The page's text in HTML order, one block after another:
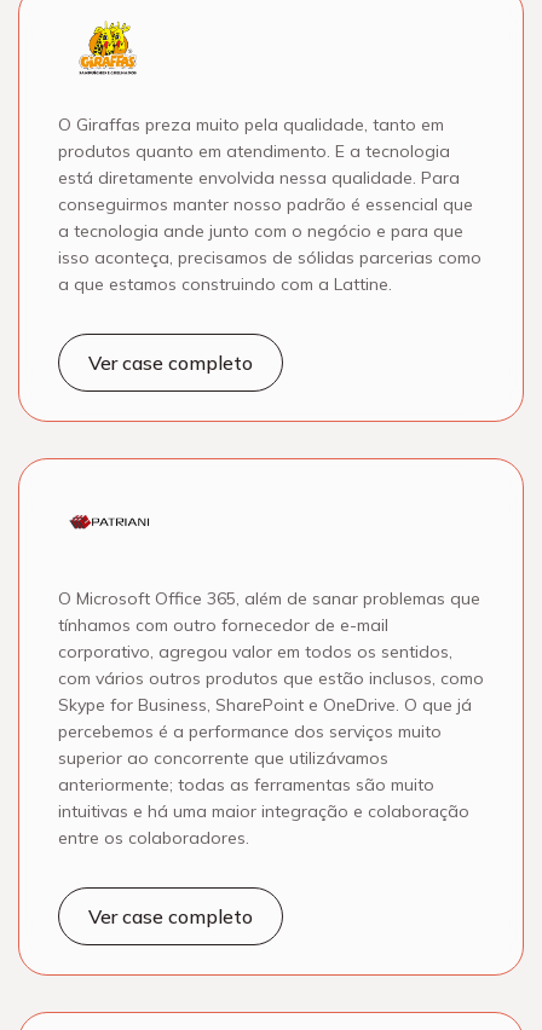
O Giraffas preza muito pela qualidade, tanto em
produtos quanto em atendimento. E a tecnologia
está diretamente envolvida nessa qualidade. Para
conseguirmos manter nosso padrão é essencial que
a tecnologia ande junto com o negócio e para que
isso aconteça, precisamos de sólidas parcerias como
a que estamos construindo com a Lattine.
Ver case completo
O Microsoft Office 365, além de sanar problemas que
tínhamos com outro fornecedor de e-mail
corporativo, agregou valor em todos os sentidos,
com vários outros produtos que estão inclusos, como
Skype for Business, SharePoint e OneDrive. O que já
percebemos é a performance dos serviços muito
superior ao concorrente que utilizávamos
anteriormente; todas as ferramentas são muito
intuitivas e há uma maior integração e colaboração
entre os colaboradores.
Ver case completo